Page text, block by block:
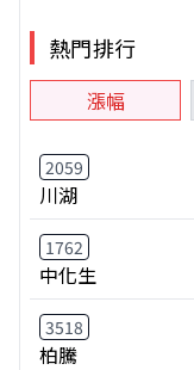
熱門排行
漲幅
2059
川湖
1762
中化生
3518
柏騰